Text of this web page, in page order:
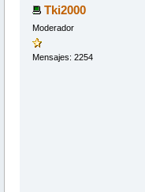
Tki2000
Moderador
Mensajes: 2254